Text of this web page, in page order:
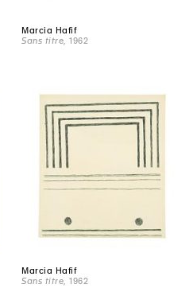
Marcia Hafif
Sans titre , 1962
Marcia Hafif
Sans titre , 1962